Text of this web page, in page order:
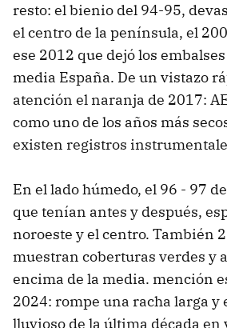
resto: el bienio del 94-95,
el centro de la península, el
ese 2012 que dejó los
media España. De un vistazo
atención el naranja de 2017:
como uno de los años más
existen registros
En el lado húmedo, el 96 - 97
que tenían antes y después,
noroeste y el centro. También
muestran coberturas verdes y
encima de la media. mención
2024: rompe una racha larga y
lluvioso de la última década en